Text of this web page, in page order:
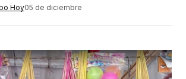
Hoy05 de diciembre